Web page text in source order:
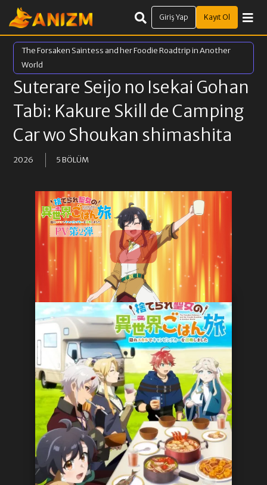
Giriş Yap Kayıt Ol
The Forsaken Saintess and her Foodie Roadtrip in Another
World
Suterare Seijo no Isekai Gohan
Tabi: Kakure Skill de Camping
Car wo Shoukan shimashita
2026 5 BÖLÜM